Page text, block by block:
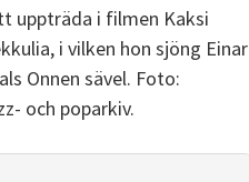
uppträda i filmen Kaksi
i vilken hon sjöng Einar
Onnen sävel. Foto:
och poparkiv.